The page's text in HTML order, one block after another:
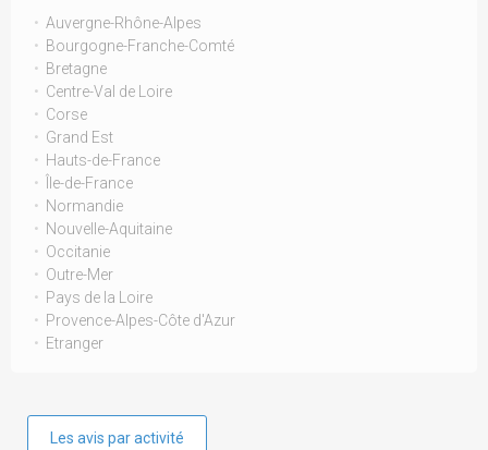
Auvergne-Rhône-Alpes
Bourgogne-Franche-Comté
Bretagne
Centre-Val de Loire
Corse
Grand Est
Hauts-de-France
Île-de-France
Normandie
Nouvelle-Aquitaine
Occitanie
Outre-Mer
Pays de la Loire
Provence-Alpes-Côte d'Azur
Etranger
Les avis par activité